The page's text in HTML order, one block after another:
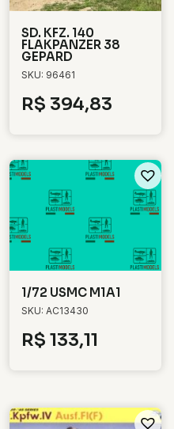
SD. KFZ. 140
FLAKPANZER 38
GEPARD
SKU: 96461
R$ 394,83
1/72 USMC M1A1
SKU: AC13430
R$ 133,11